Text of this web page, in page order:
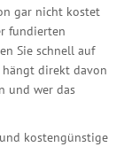
gar nicht kostet
fundierten
Sie schnell auf
hängt direkt davon
und wer das
kostengünstige